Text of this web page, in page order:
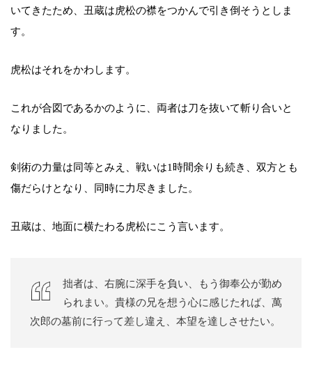
いてきたため、丑蔵は虎松の襟をつかんで引き倒そうとしま
す。
虎松はそれをかわします。
これが合図であるかのように、両者は刀を抜いて斬り合いと
なりました。
剣術の力量は同等とみえ、戦いは1時間余りも続き、双方とも
傷だらけとなり、同時に力尽きました。
丑蔵は、地面に横たわる虎松にこう言います。
拙者は、右腕に深手を負い、もう御奉公が勤め
られまい。貴様の兄を想う心に感じたれば、萬
次郎の墓前に行って差し違え、本望を達しさせたい。